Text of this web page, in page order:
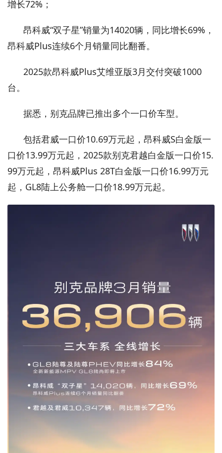
增长72%；
昂科威“双子星”销量为14020辆，同比增长69%，
昂科威Plus连续6个月销量同比翻番。
2025款昂科威Plus艾维亚版3月交付突破1000
台。
据悉，别克品牌已推出多个一口价车型。
包括君威一口价10.69万元起，昂科威S白金版一
口价13.99万元起，2025款别克君越白金版一口价15.
99万元起，昂科威Plus 28T白金版一口价16.99万元
起，GL8陆上公务舱一口价18.99万元起。